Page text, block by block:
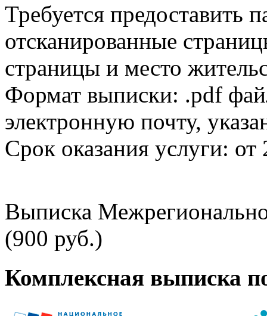
Требуется предоставить
отсканированные
страницы и место
Формат выписки: .pdf
электронную почту,
Срок оказания услуги: от
Выписка
(900 руб.)
Комплексная выписка